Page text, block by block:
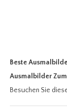
Beste
Ausmalbilder Zum
Besuchen Sie